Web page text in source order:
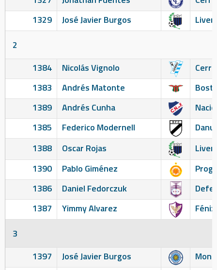
1329
José Javier Burgos
2
1384
Nicolás Vignolo
Cerro
1383
Andrés Matonte
1389
Andrés Cunha
1385
Federico Modernell
1388
Oscar Rojas
1390
Pablo Giménez
1386
Daniel Fedorczuk
1387
Yimmy Alvarez
Fénix
3
1397
José Javier Burgos